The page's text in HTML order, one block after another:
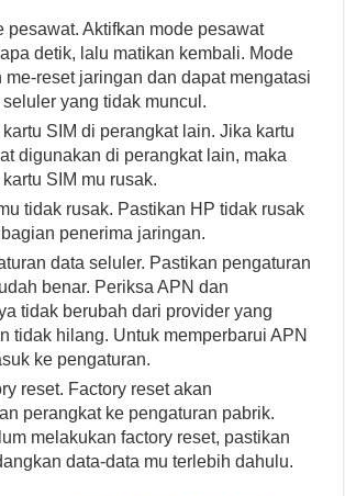
pesawat. Aktifkan mode pesawat
detik, lalu matikan kembali. Mode
me-reset jaringan dan dapat mengatasi
yang tidak muncul.
SIM di perangkat lain. Jika kartu
digunakan di perangkat lain, maka
SIM mu rusak.
tidak rusak. Pastikan HP tidak rusak
penerima jaringan.
data seluler. Pastikan pengaturan
benar. Periksa APN dan
tidak berubah dari provider yang
tidak hilang. Untuk memperbarui APN
ke pengaturan.
reset. Factory reset akan
perangkat ke pengaturan pabrik.
melakukan factory reset, pastikan
data-data mu terlebih dahulu.